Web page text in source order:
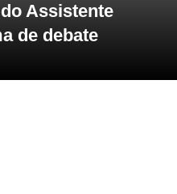
Assistente
de debate